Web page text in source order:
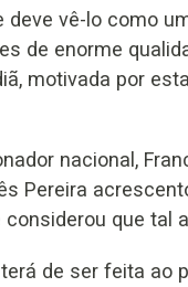
deve vê-lo como
de enorme
motivada por
nacional,
Pereira
que tal
de ser feita